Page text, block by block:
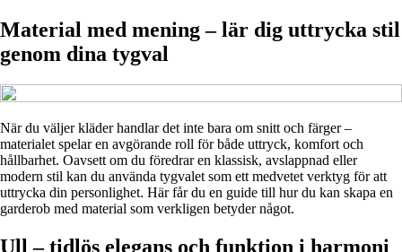
Material med mening – lär dig uttrycka stil
genom dina tygval
När du väljer kläder handlar det inte bara om snitt och färger –
materialet spelar en avgörande roll för både uttryck, komfort och
hållbarhet. Oavsett om du föredrar en klassisk, avslappnad eller
modern stil kan du använda tygvalet som ett medvetet verktyg för att
uttrycka din personlighet. Här får du en guide till hur du kan skapa en
garderob med material som verkligen betyder något.
Ull – tidlös elegans och funktion i harmoni